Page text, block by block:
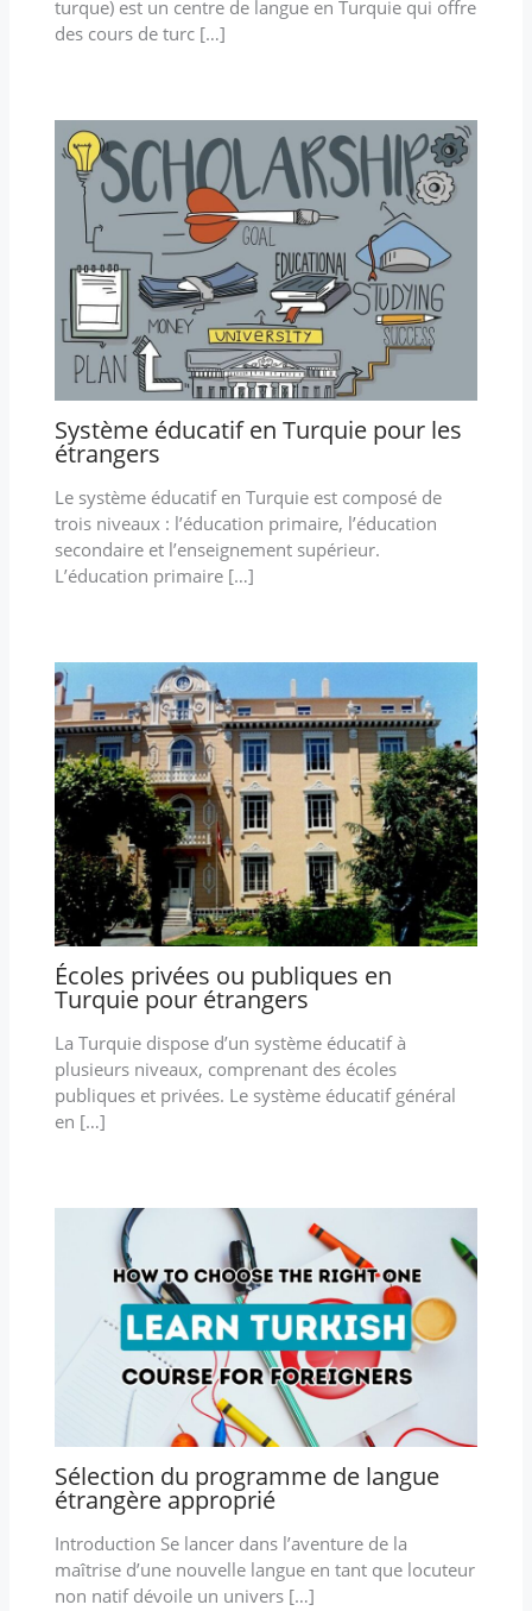
turque) est un centre de langue en Turquie qui offre
des cours de turc […]
Système éducatif en Turquie pour les
étrangers
Le système éducatif en Turquie est composé de
trois niveaux : l’éducation primaire, l’éducation
secondaire et l’enseignement supérieur.
L’éducation primaire […]
Écoles privées ou publiques en
Turquie pour étrangers
La Turquie dispose d’un système éducatif à
plusieurs niveaux, comprenant des écoles
publiques et privées. Le système éducatif général
en […]
Sélection du programme de langue
étrangère approprié
Introduction Se lancer dans l’aventure de la
maîtrise d’une nouvelle langue en tant que locuteur
non natif dévoile un univers […]